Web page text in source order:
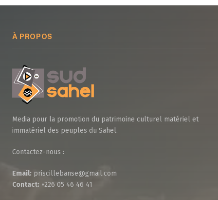
À PROPOS
Media pour la promotion du patrimoine culturel matériel et
immatériel des peuples du Sahel.
Contactez-nous :
Email: priscillebanse@gmail.com
Contact: +226 05 46 46 41